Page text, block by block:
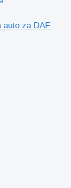
auto za DAF